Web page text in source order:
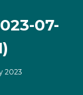
07-
2023